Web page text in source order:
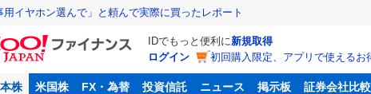
用イヤホン選んで」と頼んで実際に買ったレポート
IDでもっと便利に新規取得
ログイン
初回購入限定、アプリで使えるお
株 米国株 FX・為替 投資信託 ニュース 掲示板 証券会社比較